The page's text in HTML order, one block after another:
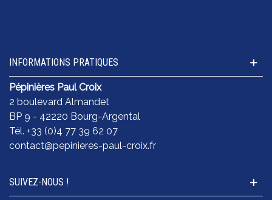
INFORMATIONS PRATIQUES
Pépinières Paul Croix
2 boulevard Almandet
BP 9 - 42220 Bourg-Argental
Tél. +33 (0)4 77 39 62 07
contact@pepinieres-paul-croix.fr
SUIVEZ-NOUS !